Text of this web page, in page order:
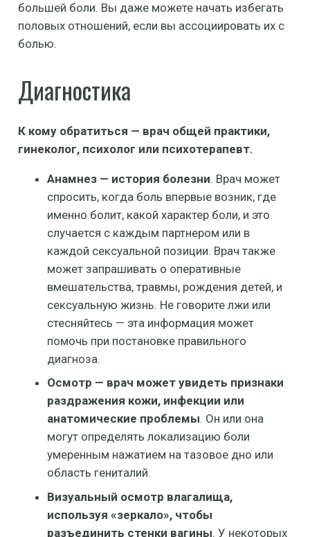
большей боли. Вы даже можете начать избегать
половых отношений, если вы ассоциировать их с
болью.
Диагностика
К кому обратиться — врач общей практики,
гинеколог, психолог или психотерапевт.
Анамнез — история болезни. Врач может
спросить, когда боль впервые возник, где
именно болит, какой характер боли, и это
случается с каждым партнером или в
каждой сексуальной позиции. Врач также
может запрашивать о оперативные
вмешательства, травмы, рождения детей, и
сексуальную жизнь. Не говорите лжи или
стесняйтесь — эта информация может
помочь при постановке правильного
диагноза.
Осмотр — врач может увидеть признаки
раздражения кожи, инфекции или
анатомические проблемы. Он или она
могут определять локализацию боли
умеренным нажатием на тазовое дно или
область гениталий.
Визуальный осмотр влагалища,
используя «зеркало», чтобы
разъединить стенки вагины. У некоторых